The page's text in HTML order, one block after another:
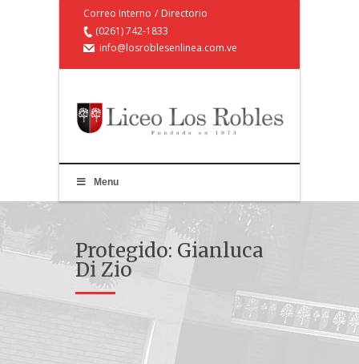
Correo Interno / Directorio
(0261) 742-1833
info@losroblesenlinea.com.ve
Menu
Protegido: Gianluca
Di Zio